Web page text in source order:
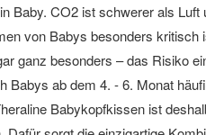
Baby. CO2 ist schwerer als
von Babys besonders kritisch
ganz besonders – das Risiko
Babys ab dem 4. - 6. Monat
Babykopfkissen ist